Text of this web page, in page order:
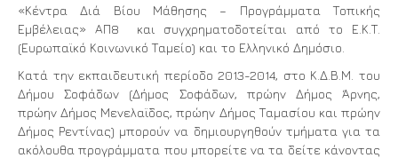
«Κέντρα Διά Βίου Μάθησης – Προγράμματα Τοπικής
Εμβέλειας» ΑΠ8 και συγχρηματοδοτείται από το Ε.Κ.Τ.
(Ευρωπαϊκό Κοινωνικό Ταμείο) και το Ελληνικό Δημόσιο.
Κατά την εκπαιδευτική περίοδο 2013-2014, στο Κ.Δ.Β.Μ. του
Δήμου Σοφάδων (Δήμος Σοφάδων, πρώην Δήμος Άρνης,
πρώην Δήμος Μενελαϊδος, πρώην Δήμος Ταμασίου και πρώην
Δήμος Ρεντίνας) μπορούν να δημιουργηθούν τμήματα για τα
ακόλουθα προγράμματα που μπορείτε να τα δείτε κάνοντας